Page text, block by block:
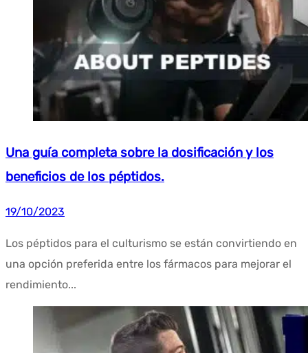
Una guía completa sobre la dosificación y los
beneficios de los péptidos.
19/10/2023
Los péptidos para el culturismo se están convirtiendo en
una opción preferida entre los fármacos para mejorar el
rendimiento...